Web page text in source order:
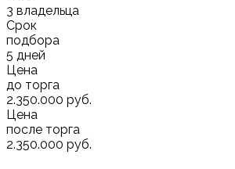
3 владельца
Срок
подбора
5 дней
Цена
до торга
2.350.000 руб.
Цена
после торга
2.350.000 руб.